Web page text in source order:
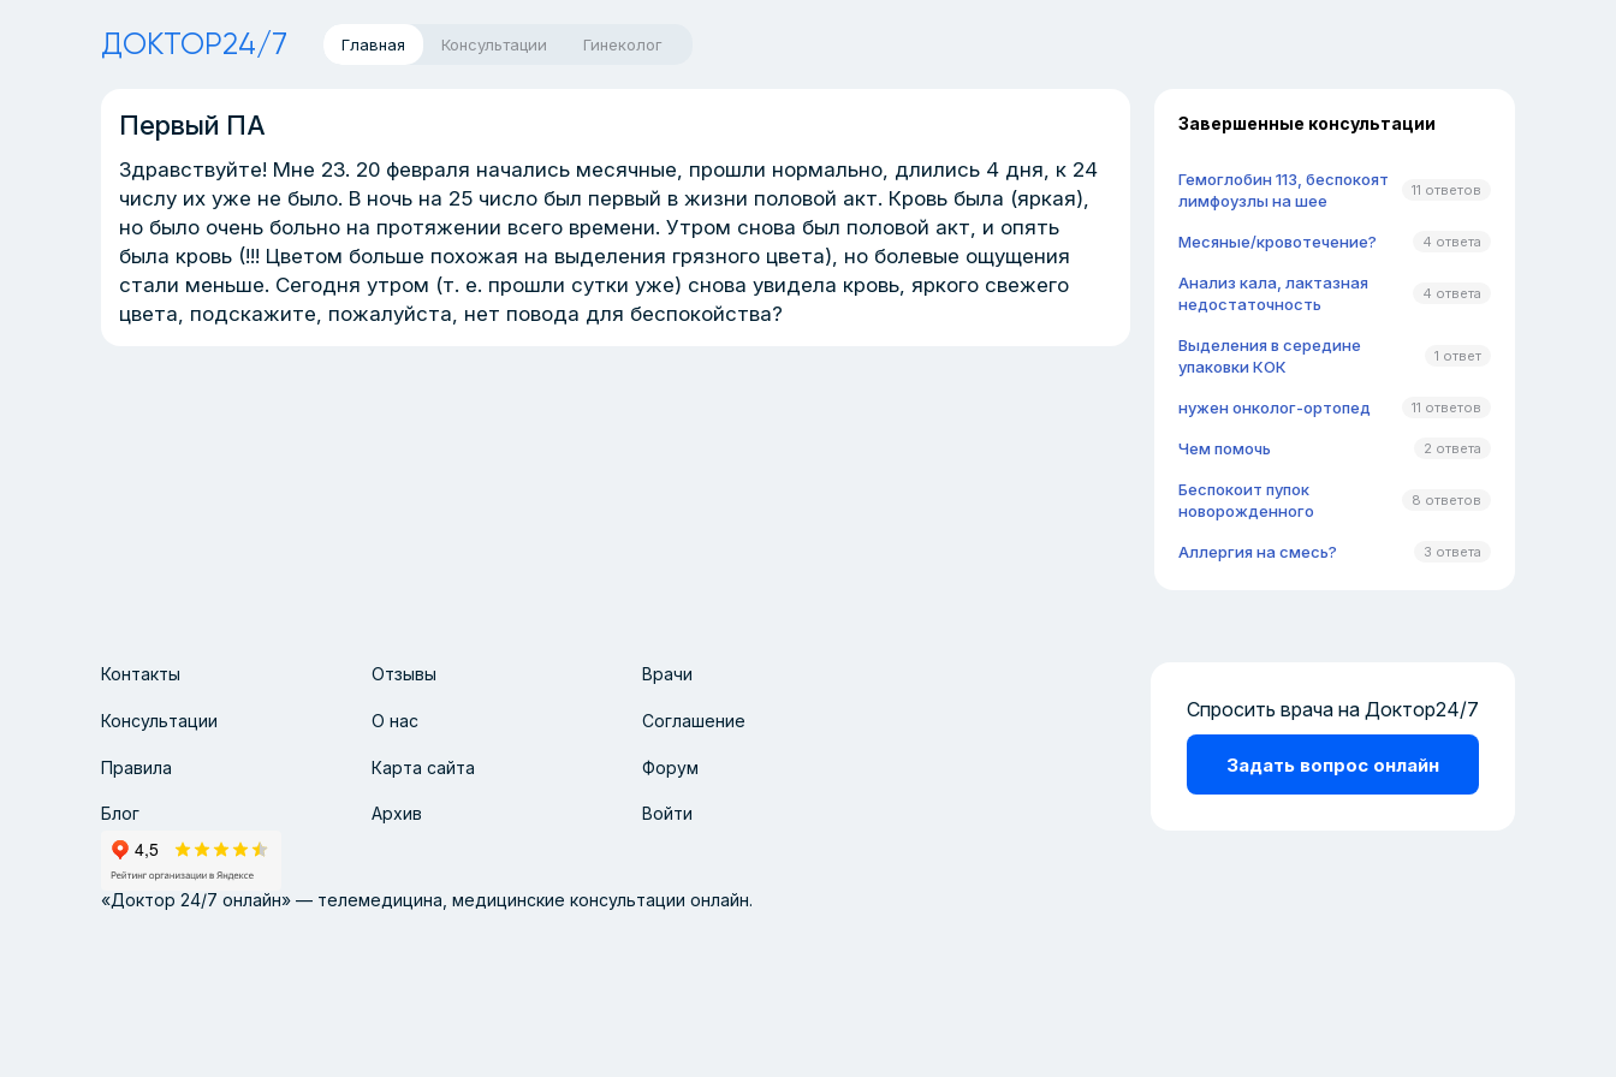
ДОКТОР24/7 Главная Консультации Гинеколог
Первый ПА
Здравствуйте! Мне 23. 20 февраля начались месячные, прошли нормально, длились 4 дня, к 24
числу их уже не было. В ночь на 25 число был первый в жизни половой акт. Кровь была (яркая),
но было очень больно на протяжении всего времени. Утром снова был половой акт, и опять
была кровь (!!! Цветом больше похожая на выделения грязного цвета), но болевые ощущения
стали меньше. Сегодня утром (т. е. прошли сутки уже) снова увидела кровь, яркого свежего
цвета, подскажите, пожалуйста, нет повода для беспокойства?
Завершенные консультации
Гемоглобин 113, беспокоят
лимфоузлы на шее
11 ответов
Месяные/кровотечение? 4 ответа
Анализ кала, лактазная
недостаточность
4 ответа
Выделения в середине
упаковки КОК
1 ответ
нужен онколог-ортопед 11 ответов
Чем помочь 2 ответа
Беспокоит пупок
новорожденного
8 ответов
Аллергия на смесь? 3 ответа
Контакты Отзывы Врачи
Консультации О нас Соглашение
Правила Карта сайта Форум
Блог Архив Войти
Спросить врача на Доктор24/7
Задать вопрос онлайн
«Доктор 24/7 онлайн» — телемедицина, медицинские консультации онлайн.